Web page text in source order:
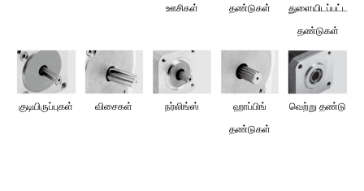
ஊசிகள்
தண்டுகள்
துளையிடப்பட்ட
தண்டுகள்
குடியிருப்புகள் விசைகள் நர்லிங்ஸ்
ஹாப்பிங்
தண்டுகள்
வெற்று தண்டு